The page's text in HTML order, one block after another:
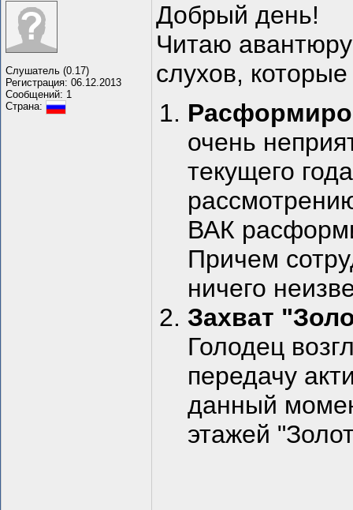
Слушатель (0.17)
Регистрация: 06.12.2013
Сообщений: 1
Страна:
Добрый день!
Читаю
слухов, которые
очень
текущего
ВАК
Причем
ничего
Захват
Голодец
передачу
данный
этажей